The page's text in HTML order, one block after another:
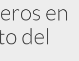
en
del